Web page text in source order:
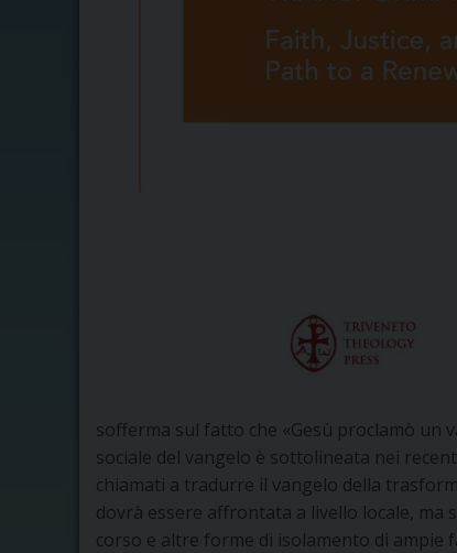
sofferma sul fatto che «Gesù proclamò un
sociale del vangelo è sottolineata nei
chiamati a tradurre il vangelo della
dovrà essere affrontata a livello locale,
corso e altre forme di isolamento di ampie